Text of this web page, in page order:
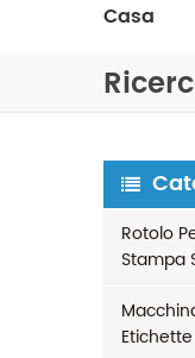
Casa
Rotolo
Stampa
Etichette